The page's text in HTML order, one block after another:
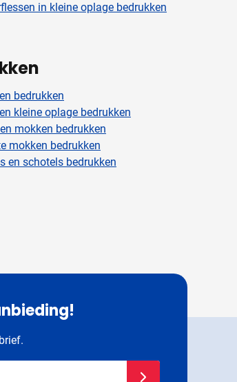
in kleine oplage bedrukken
bedrukken
kleine oplage bedrukken
mokken bedrukken
mokken bedrukken
en schotels bedrukken